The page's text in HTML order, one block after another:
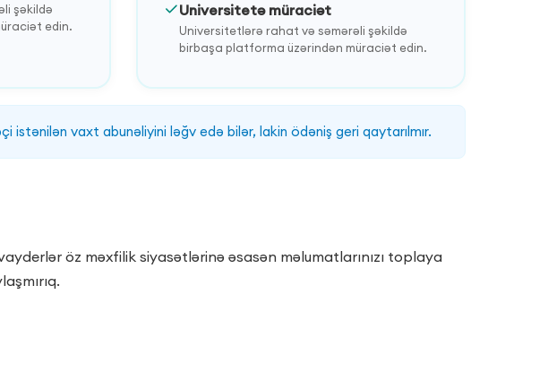
şəkildə
edin.
Universitetə müraciət
Universitetlərə rahat və səmərəli şəkildə
birbaşa platforma üzərindən müraciət edin.
vaxt abunəliyini ləğv edə bilər, lakin ödəniş geri qaytarılmır.
öz məxfilik siyasətlərinə əsasən məlumatlarınızı toplaya